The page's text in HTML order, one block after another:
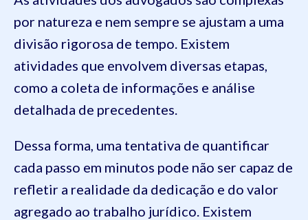
por natureza e nem sempre se ajustam a uma
divisão rigorosa de tempo. Existem
atividades que envolvem diversas etapas,
como a coleta de informações e análise
detalhada de precedentes.
Dessa forma, uma tentativa de quantificar
cada passo em minutos pode não ser capaz de
refletir a realidade da dedicação e do valor
agregado ao trabalho jurídico. Existem